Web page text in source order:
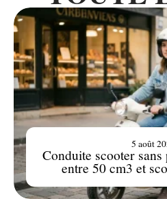
Conduite scooter
entre 50 cm3 et
5 août